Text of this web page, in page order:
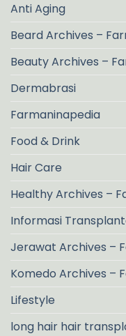
Anti Aging
Beard Archives –
Beauty Archives –
Dermabrasi
Farmaninapedia
Food & Drink
Hair Care
Healthy Archives –
Informasi
Jerawat Archives –
Komedo Archives –
Lifestyle
long hair hair